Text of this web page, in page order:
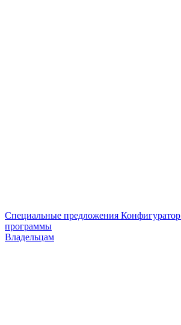
Специальные предложения Конфигуратор
программы
Владельцам